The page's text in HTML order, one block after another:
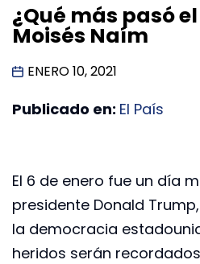
¿Qué más pasó
Moisés Naím
ENERO 10, 2021
Publicado en: El País
El 6 de enero fue un día
presidente Donald
la democracia
heridos serán